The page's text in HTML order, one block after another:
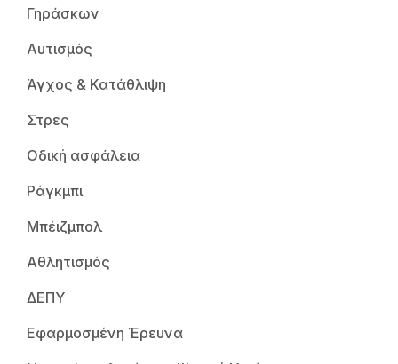
Γηράσκων
Αυτισμός
Άγχος & Κατάθλιψη
Στρες
Οδική ασφάλεια
Ράγκμπι
Μπέιζμπολ
Αθλητισμός
ΔΕΠΥ
Εφαρμοσμένη Έρευνα